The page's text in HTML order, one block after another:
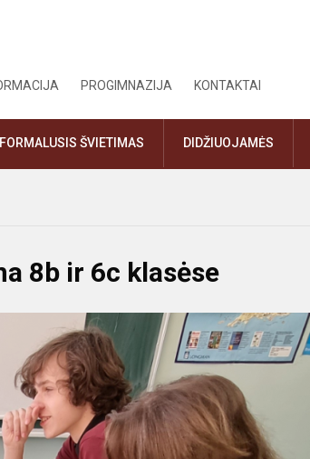
PROGIMNAZIJA KONTAKTAI
ŠVIETIMAS DIDŽIUOJAMĖS
8b ir 6c klasėse